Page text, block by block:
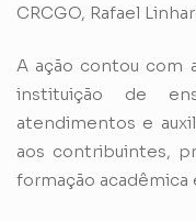
CRCGO, Rafael
A ação contou com
instituição de
atendimentos e
aos contribuintes,
formação acadêmica